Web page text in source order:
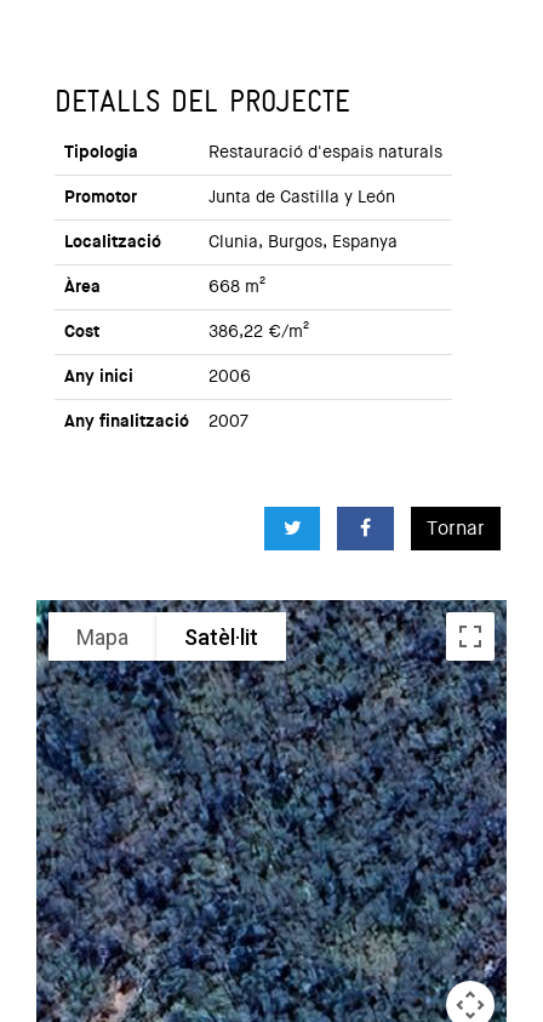
DETALLS DEL PROJECTE
Tipologia
Restauració d'espais naturals
Promotor
Junta de Castilla y León
Localització
Clunia, Burgos, Espanya
Àrea
668 m²
Cost
386,22 €/m²
Any inici
2006
Any finalització
2007
Mapa Satèl·lit